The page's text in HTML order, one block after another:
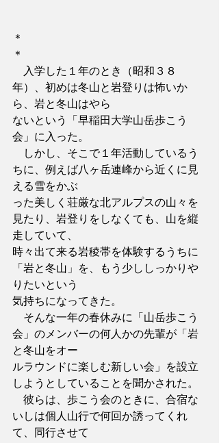
＊
＊
入学した１年のとき（昭和３８
年）、初めは冬山と岩登りは怖いか
ら、岩と冬山はやら
ないという「早稲田大学山岳歩こう
会」に入った。
しかし、そこで１年活動しているう
ちに、例えば八ヶ岳連峰から近くに見
える雪をかぶ
った美しく荘厳な北アルプスの山々を
見たり、岩登りをしなくても、山を縦
走していて、
時々出て来る岩稜帯を体験するうちに
「岩と冬山」を、もう少ししっかりや
りたいという
気持ちになってきた。
そんな一年の春休みに「山岳歩こう
会」のメンバーの何人かの先輩が「岩
と冬山をオー
ルラウンドに楽しむ新しい会」を設立
しようとしていることを聞かされた。
彼らは、歩こう会のときに、合宿な
いしは個人山行で何回か誘ってくれ
て、同行させて